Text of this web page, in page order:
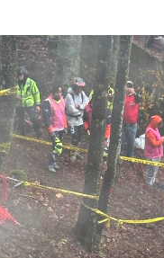
Pata
2026
22